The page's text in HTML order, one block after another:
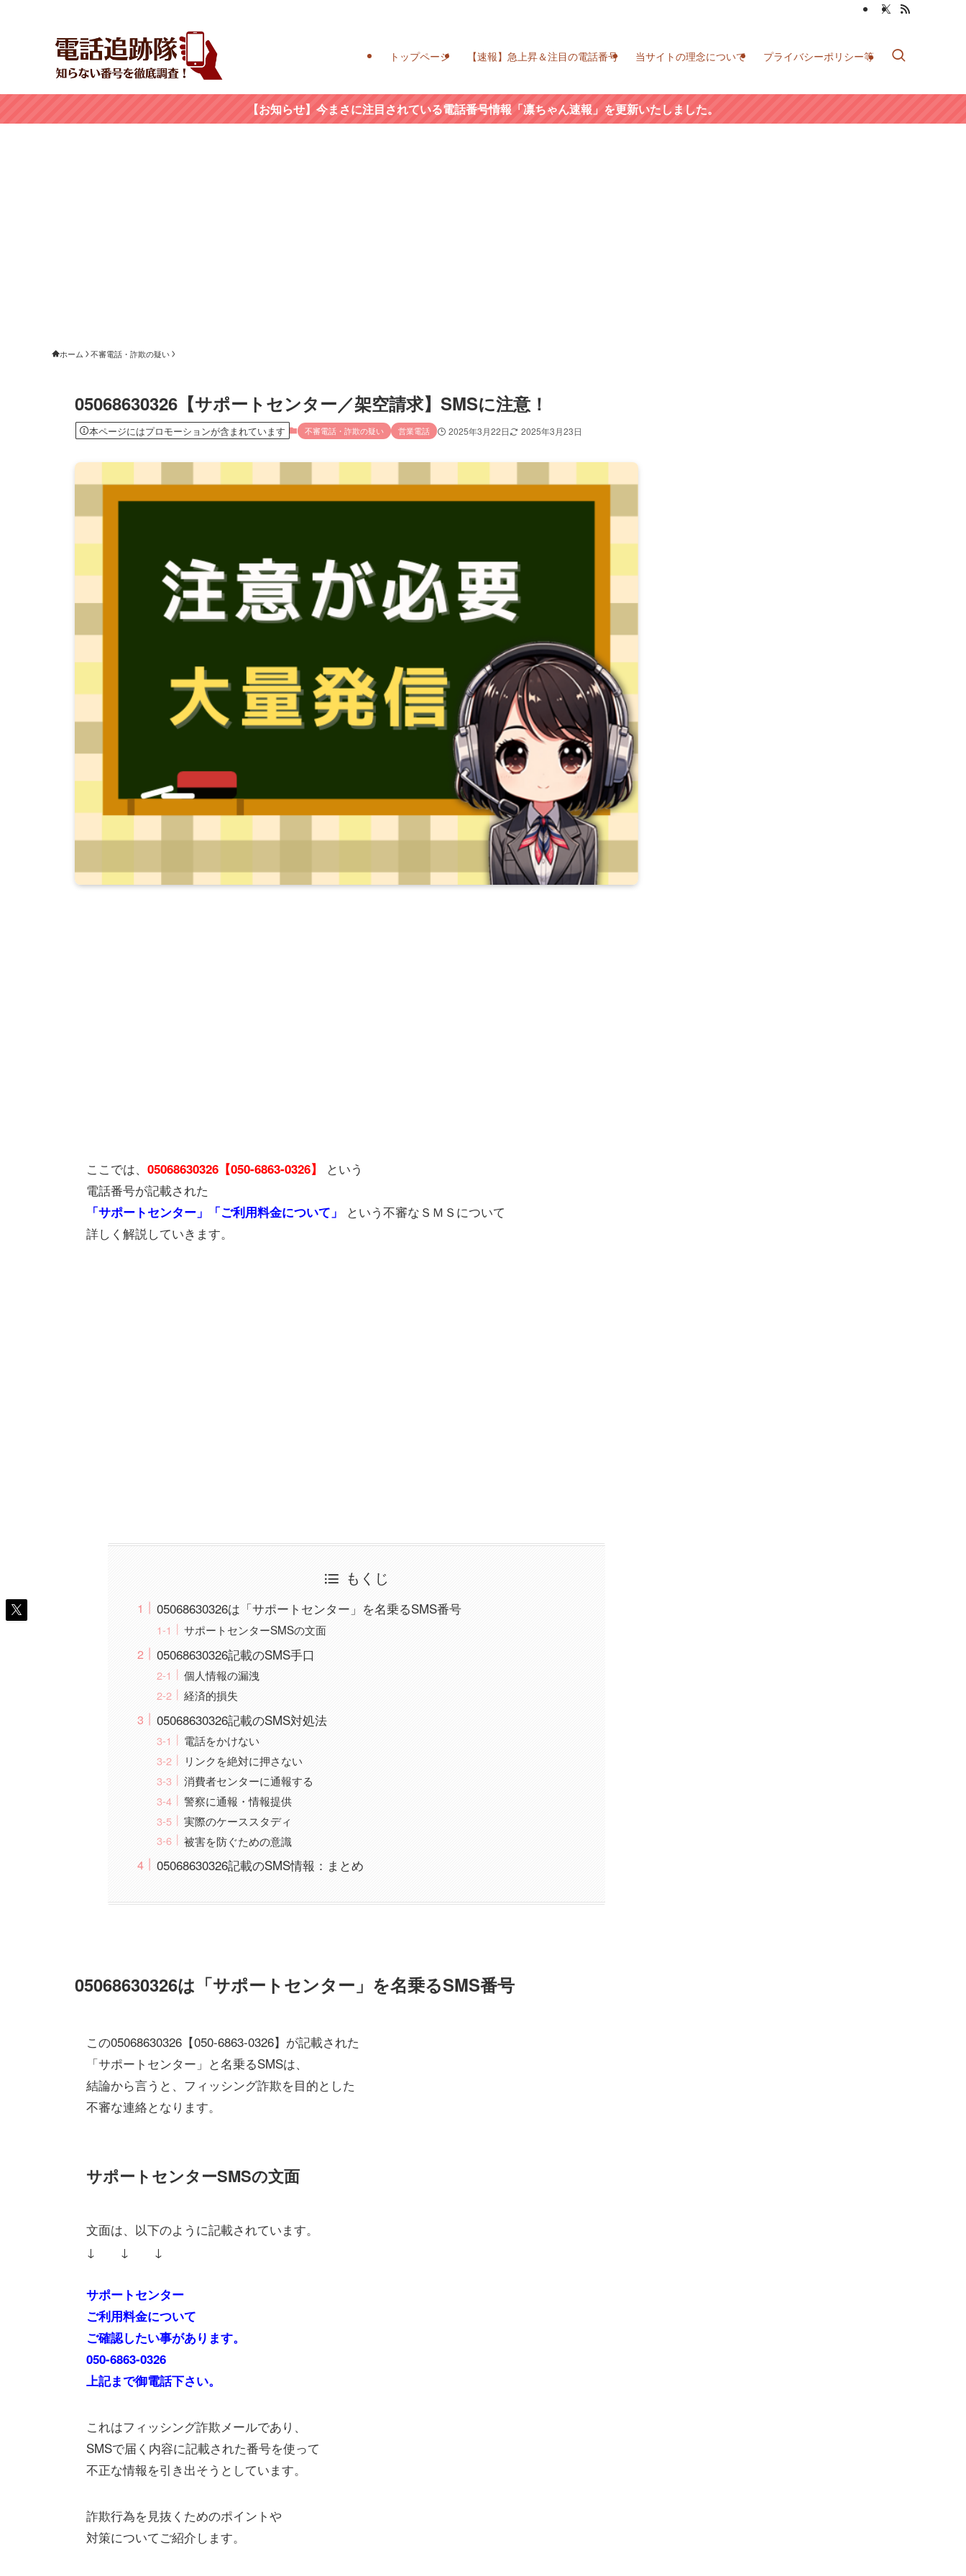
トップページ 【速報】急上昇＆注目の電話番号 当サイトの理念について プライバシーポリシー等
【お知らせ】今まさに注目されている電話番号情報「凛ちゃん速報」を更新いたしました。
ホーム 不審電話・詐欺の疑い
05068630326【サポートセンター／架空請求】SMSに注意！
本ページにはプロモーションが含まれています 不審電話・詐欺の疑い 営業電話 2025年3月22日 2025年3月23日
ここでは、 05068630326【050-6863-0326】
という
電話番号が記載された
「サポートセンター」「ご利用料金について」
という不審なＳＭＳについて
詳しく解説していきます。
もくじ
05068630326は「サポートセンター」を名乗るSMS番号
サポートセンターSMSの文面
05068630326記載のSMS手口
個人情報の漏洩
経済的損失
05068630326記載のSMS対処法
電話をかけない
リンクを絶対に押さない
消費者センターに通報する
警察に通報・情報提供
実際のケーススタディ
被害を防ぐための意識
05068630326記載のSMS情報：まとめ
05068630326は「サポートセンター」を名乗るSMS番号
この05068630326【050-6863-0326】が記載された
「サポートセンター」と名乗るSMSは、
結論から言うと、フィッシング詐欺を目的とした
不審な連絡となります。
サポートセンターSMSの文面
文面は、以下のように記載されています。
↓ ↓ ↓
サポートセンター
ご利用料金について
ご確認したい事があります。
050-6863-0326
上記まで御電話下さい。
これはフィッシング詐欺メールであり、
SMSで届く内容に記載された番号を使って
不正な情報を引き出そうとしています。
詐欺行為を見抜くためのポイントや
対策についてご紹介します。